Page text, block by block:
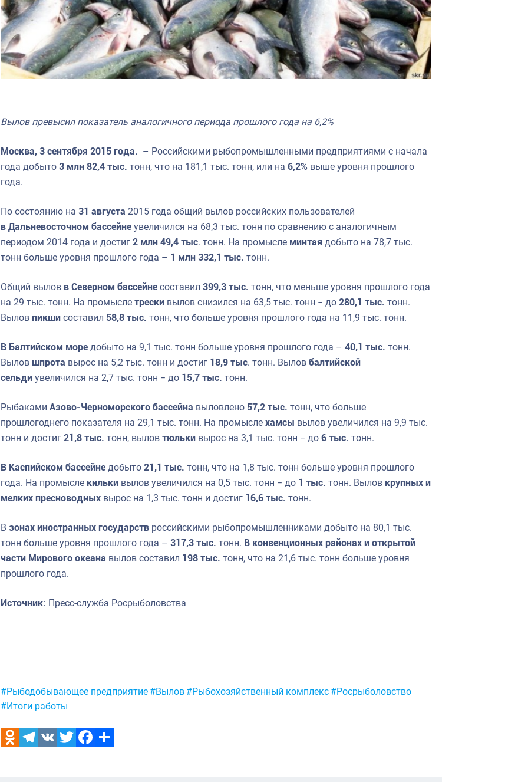
Вылов превысил показатель аналогичного периода прошлого года на 6,2%
Москва, 3 сентября 2015 года. – Российскими рыбопромышленными предприятиями с начала
года добыто 3 млн 82,4 тыс. тонн, что на 181,1 тыс. тонн, или на 6,2% выше уровня прошлого
года.
По состоянию на 31 августа 2015 года общий вылов российских пользователей
в Дальневосточном бассейне увеличился на 68,3 тыс. тонн по сравнению с аналогичным
периодом 2014 года и достиг 2 млн 49,4 тыс. тонн. На промысле минтая добыто на 78,7 тыс.
тонн больше уровня прошлого года – 1 млн 332,1 тыс. тонн.
Общий вылов в Северном бассейне составил 399,3 тыс. тонн, что меньше уровня прошлого года
на 29 тыс. тонн. На промысле трески вылов снизился на 63,5 тыс. тонн − до 280,1 тыс. тонн.
Вылов пикши составил 58,8 тыс. тонн, что больше уровня прошлого года на 11,9 тыс. тонн.
В Балтийском море добыто на 9,1 тыс. тонн больше уровня прошлого года – 40,1 тыс. тонн.
Вылов шпрота вырос на 5,2 тыс. тонн и достиг 18,9 тыс. тонн. Вылов балтийской
сельди увеличился на 2,7 тыс. тонн − до 15,7 тыс. тонн.
Рыбаками Азово-Черноморского бассейна выловлено 57,2 тыс. тонн, что больше
прошлогоднего показателя на 29,1 тыс. тонн. На промысле хамсы вылов увеличился на 9,9 тыс.
тонн и достиг 21,8 тыс. тонн, вылов тюльки вырос на 3,1 тыс. тонн − до 6 тыс. тонн.
В Каспийском бассейне добыто 21,1 тыс. тонн, что на 1,8 тыс. тонн больше уровня прошлого
года. На промысле кильки вылов увеличился на 0,5 тыс. тонн − до 1 тыс. тонн. Вылов крупных и
мелких пресноводных вырос на 1,3 тыс. тонн и достиг 16,6 тыс. тонн.
В зонах иностранных государств российскими рыбопромышленниками добыто на 80,1 тыс.
тонн больше уровня прошлого года – 317,3 тыс. тонн. В конвенционных районах и открытой
части Мирового океана вылов составил 198 тыс. тонн, что на 21,6 тыс. тонн больше уровня
прошлого года.
Источник: Пресс-служба Росрыболовства
Метки:
#Рыбодобывающее предприятие #Вылов #Рыбохозяйственный комплекс #Росрыболовство
#Итоги работы